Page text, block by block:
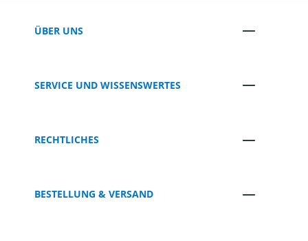
ÜBER UNS
SERVICE UND WISSENSWERTES
RECHTLICHES
BESTELLUNG & VERSAND